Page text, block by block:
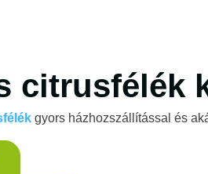
citrusfélék
gyors házhozszállítással és